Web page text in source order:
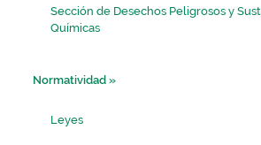
Sección de Desechos Peligrosos y
Químicas
Normatividad»
Leyes